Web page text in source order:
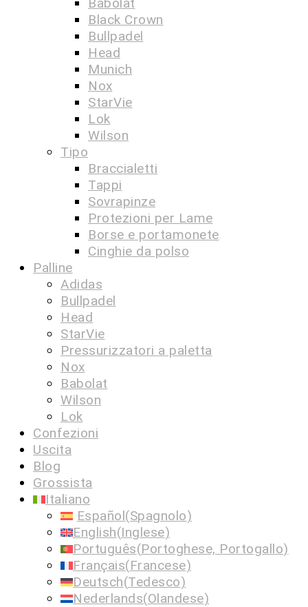
Black Crown
Bullpadel
Head
Munich
Nox
StarVie
Lok
Wilson
Tipo
Braccialetti
Tappi
Sovrapinze
Protezioni per Lame
Borse e portamonete
Cinghie da polso
Palline
Adidas
Bullpadel
Head
StarVie
Pressurizzatori a paletta
Nox
Babolat
Wilson
Lok
Confezioni
Uscita
Blog
Grossista
Italiano
Español(Spagnolo)
English(Inglese)
Português(Portoghese, Portogallo)
Français(Francese)
Deutsch(Tedesco)
Nederlands(Olandese)